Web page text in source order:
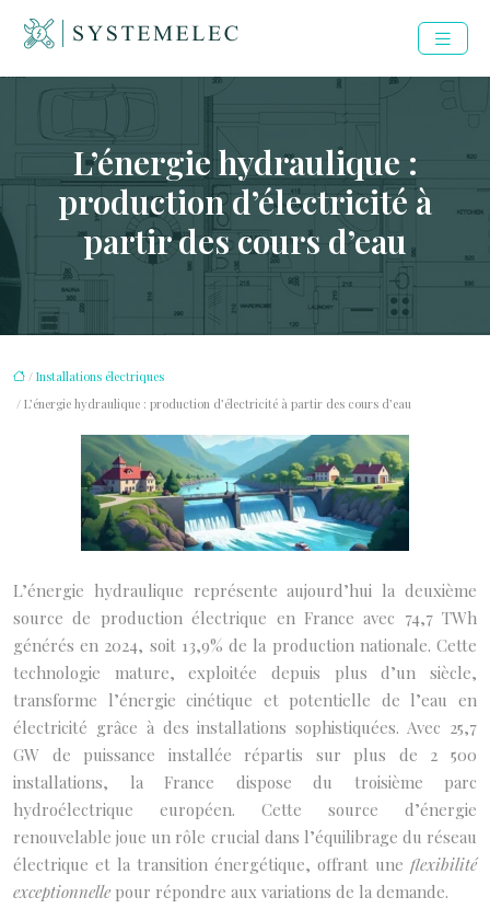
L’énergie hydraulique :
production d’électricité à
partir des cours d’eau
/ Installations électriques
/ L’énergie hydraulique : production d’électricité à partir des cours d’eau
L’énergie hydraulique représente aujourd’hui la deuxième
source de production électrique en France avec 74,7 TWh
générés en 2024, soit 13,9% de la production nationale. Cette
technologie mature, exploitée depuis plus d’un siècle,
transforme l’énergie cinétique et potentielle de l’eau en
électricité grâce à des installations sophistiquées. Avec 25,7
GW de puissance installée répartis sur plus de 2 500
installations, la France dispose du troisième parc
hydroélectrique européen. Cette source d’énergie
renouvelable joue un rôle crucial dans l’équilibrage du réseau
électrique et la transition énergétique, offrant une flexibilité
exceptionnelle pour répondre aux variations de la demande.